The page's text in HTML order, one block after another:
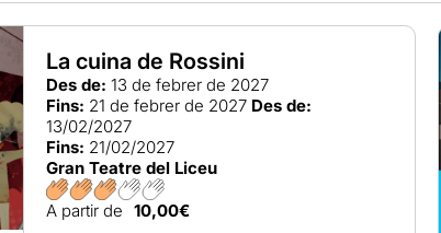
La cuina de Rossini
Des de: 13 de febrer de 2027
Fins: 21 de febrer de 2027 Des de:
13/02/2027
Fins: 21/02/2027
Gran Teatre del Liceu
A partir de 10,00€